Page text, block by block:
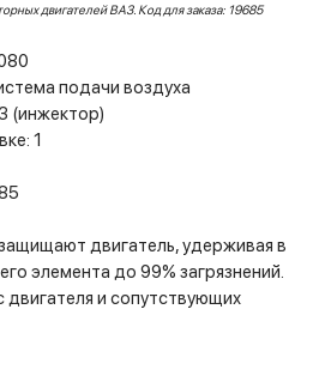
двигателей ВАЗ. Код для заказа: 19685
подачи воздуха
(инжектор)
1
двигатель, удерживая в
элемента до 99% загрязнений.
и сопутствующих